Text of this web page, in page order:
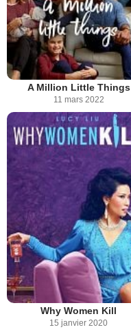
A Million Little Things
11 mars 2022
Why Women Kill
15 janvier 2020